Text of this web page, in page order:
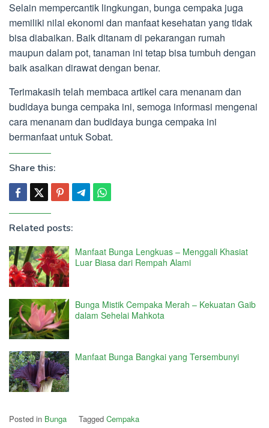
Selain mempercantik lingkungan, bunga cempaka juga
memiliki nilai ekonomi dan manfaat kesehatan yang tidak
bisa diabaikan. Baik ditanam di pekarangan rumah
maupun dalam pot, tanaman ini tetap bisa tumbuh dengan
baik asalkan dirawat dengan benar.
Terimakasih telah membaca artikel cara menanam dan
budidaya bunga cempaka ini, semoga informasi mengenai
cara menanam dan budidaya bunga cempaka ini
bermanfaat untuk Sobat.
Share this:
Related posts:
Manfaat Bunga Lengkuas – Menggali Khasiat
Luar Biasa dari Rempah Alami
Bunga Mistik Cempaka Merah – Kekuatan Gaib
dalam Sehelai Mahkota
Manfaat Bunga Bangkai yang Tersembunyi
Posted in Bunga Tagged Cempaka